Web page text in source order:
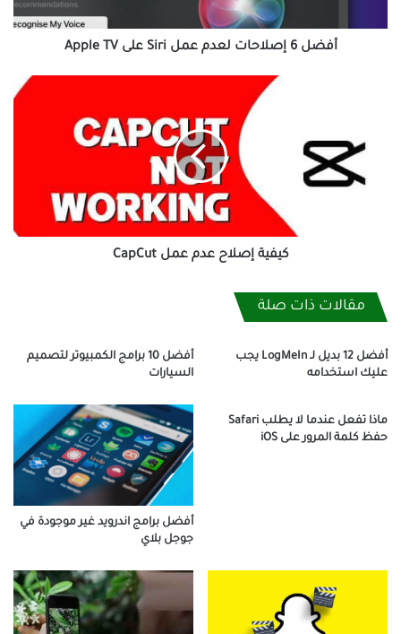
TV
أفضل 6 إصلاحات لعدم عمل Siri على Apple TV
عمل
كيفية إصلاح عدم عمل CapCut
مقالات ذات صلة
أفضل 12 بديل لـ LogMeIn يجب
عليك استخدامه
أفضل 10 برامج الكمبيوتر لتصميم
السيارات
ماذا تفعل عندما لا يطلب Safari
حفظ كلمة المرور على iOS
أفضل برامج اندرويد غير موجودة في
جوجل بلاي